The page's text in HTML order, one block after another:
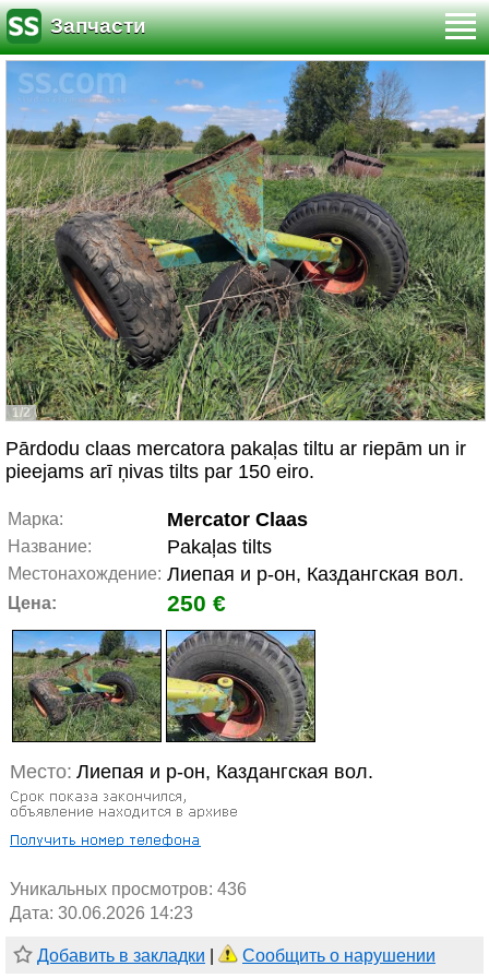
Запчасти
1/2
Pārdodu claas mercatora pakaļas tiltu ar riepām un ir
pieejams arī ņivas tilts par 150 eiro.
Марка: Mercator Claas
Название: Pakaļas tilts
Местонахождение: Лиепая и р-он, Каздангская вол.
Цена: 250 €
Место: Лиепая и р-он, Каздангская вол.
Уникальных просмотров: 436
Дата: 30.06.2026 14:23
Добавить в закладки Сообщить о нарушении